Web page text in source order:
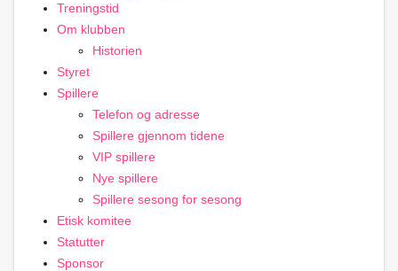
Treningstid
Om klubben
Historien
Styret
Spillere
Telefon og adresse
Spillere gjennom tidene
VIP spillere
Nye spillere
Spillere sesong for sesong
Etisk komitee
Statutter
Sponsor